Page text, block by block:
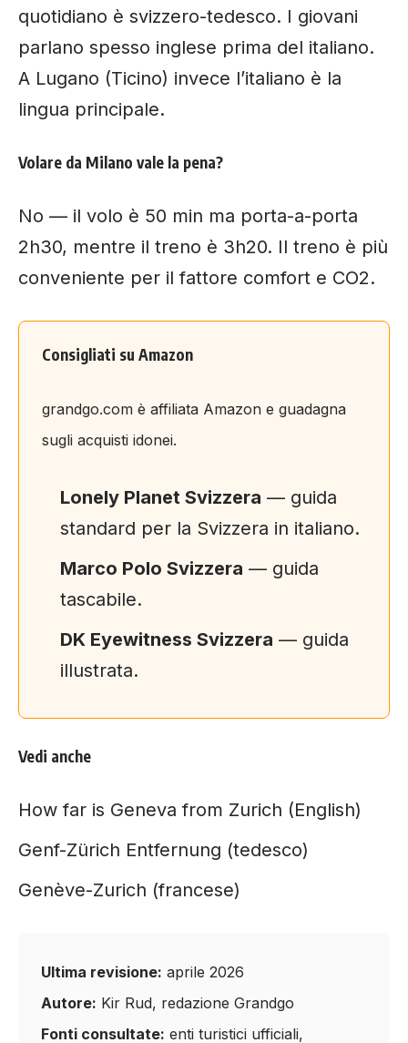
quotidiano è svizzero-tedesco. I giovani
parlano spesso inglese prima del italiano.
A Lugano (Ticino) invece l’italiano è la
lingua principale.
Volare da Milano vale la pena?
No — il volo è 50 min ma porta-a-porta
2h30, mentre il treno è 3h20. Il treno è più
conveniente per il fattore comfort e CO2.
Consigliati su Amazon
grandgo.com è affiliata Amazon e guadagna
sugli acquisti idonei.
Lonely Planet Svizzera — guida
standard per la Svizzera in italiano.
Marco Polo Svizzera — guida
tascabile.
DK Eyewitness Svizzera — guida
illustrata.
Vedi anche
How far is Geneva from Zurich (English)
Genf-Zürich Entfernung (tedesco)
Genève-Zurich (francese)
Ultima revisione: aprile 2026
Autore: Kir Rud, redazione Grandgo
Fonti consultate: enti turistici ufficiali,